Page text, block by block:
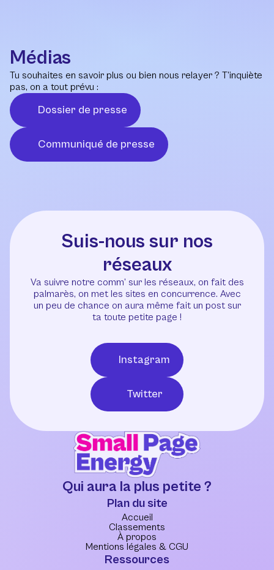
Médias
Tu souhaites en savoir plus ou bien nous relayer ? T’inquiète
pas, on a tout prévu :
Dossier de presse
Communiqué de presse
Suis-nous sur nos
réseaux
Va suivre notre comm’ sur les réseaux, on fait des
palmarès, on met les sites en concurrence. Avec
un peu de chance on aura même fait un post sur
ta toute petite page !
Instagram
Twitter
Qui aura la plus petite ?
Plan du site
Accueil
Classements
À propos
Mentions légales & CGU
Ressources